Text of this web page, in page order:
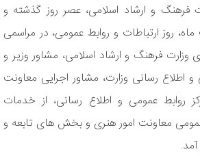
فرهنگ و ارشاد اسلامی، عصر روز گذشته و
اردیبهشت ماه، روز ارتباطات و روابط عمومی، در مراسمی
وزارت فرهنگ و ارشاد اسلامی، مشاور وزیر و
اطلاع رسانی وزارت، مشاور اجرایی معاونت
روابط عمومی و اطلاع رسانی، از خدمات
معاونت امور هنری و بخش های تابعه و